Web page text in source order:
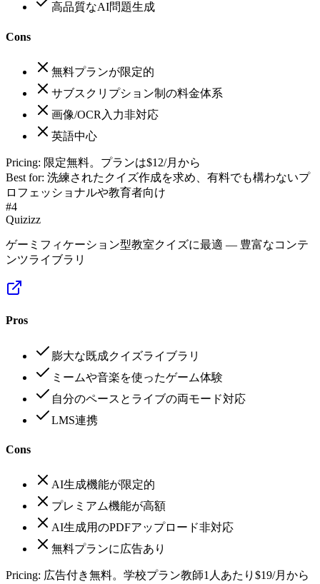
高品質なAI問題生成
Cons
無料プランが限定的
サブスクリプション制の料金体系
画像/OCR入力非対応
英語中心
Pricing: 限定無料。プランは$12/月から
Best for: 洗練されたクイズ作成を求め、有料でも構わないプ
ロフェッショナルや教育者向け
#4
Quizizz
ゲーミフィケーション型教室クイズに最適 — 豊富なコンテ
ンツライブラリ
Pros
膨大な既成クイズライブラリ
ミームや音楽を使ったゲーム体験
自分のペースとライブの両モード対応
LMS連携
Cons
AI生成機能が限定的
プレミアム機能が高額
AI生成用のPDFアップロード非対応
無料プランに広告あり
Pricing: 広告付き無料。学校プラン教師1人あたり$19/月から